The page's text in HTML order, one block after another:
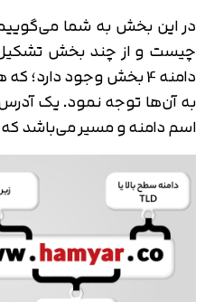
در این بخش به شما
چیست و از چند بخش
دامنه 4 بخش وجود دارد؛
اسم دامنه و مسیر می‌باشد که